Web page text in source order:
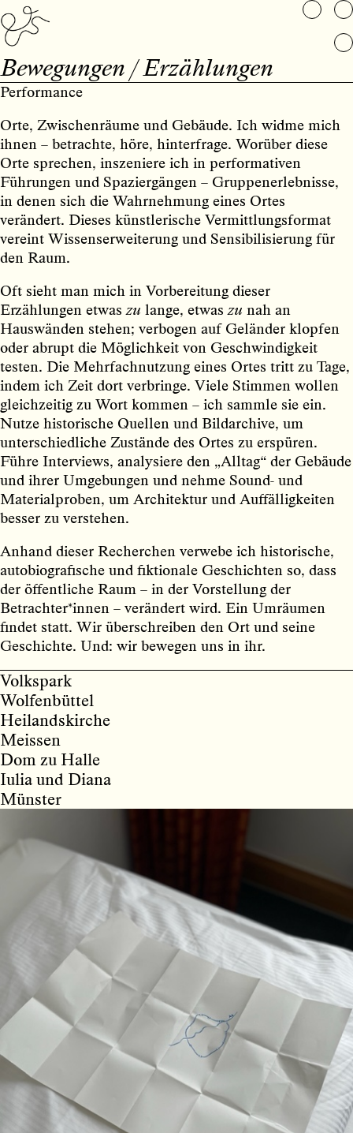
Bewegungen / Erzählungen
Performance
Orte, Zwischenräume und Gebäude. Ich widme mich
ihnen – betrachte, höre, hinterfrage. Worüber diese
Orte sprechen, inszeniere ich in performativen
Führungen und Spaziergängen – Gruppenerlebnisse,
in denen sich die Wahrnehmung eines Ortes
verändert. Dieses künstlerische Vermittlungsformat
vereint Wissenserweiterung und Sensibilisierung für
den Raum.
Oft sieht man mich in Vorbereitung dieser
Erzählungen etwaszu lange, etwaszu nah an
Hauswänden stehen; verbogen auf Geländer klopfen
oder abrupt die Möglichkeit von Geschwindigkeit
testen. Die Mehrfachnutzung eines Ortes tritt zu Tage,
indem ich Zeit dort verbringe. Viele Stimmen wollen
gleichzeitig zu Wort kommen – ich sammle sie ein.
Nutze historische Quellen und Bildarchive, um
unterschiedliche Zustände des Ortes zu erspüren.
Führe Interviews, analysiere den „Alltag“ der Gebäude
und ihrer Umgebungen und nehme Sound- und
Materialproben, um Architektur und Auffälligkeiten
besser zu verstehen.
Anhand dieser Recherchen verwebe ich historische,
autobiografische und fiktionale Geschichten so, dass
der öffentliche Raum – in der Vorstellung der
Betrachter*innen – verändert wird. Ein Umräumen
findet statt. Wir überschreiben den Ort und seine
Geschichte. Und: wir bewegen uns in ihr.
Volkspark
Wolfenbüttel
Heilandskirche
Meissen
Dom zu Halle
Iulia und Diana
Münster